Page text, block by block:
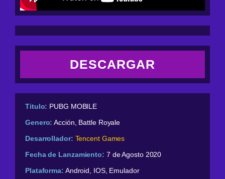
DESCARGAR
Titulo: PUBG MOBILE
Genero: Acción, Battle Royale
Desarrollador: Tencent Games
Fecha de Lanzamiento: 7 de Agosto 2020
Plataforma: Android, IOS, Emulador